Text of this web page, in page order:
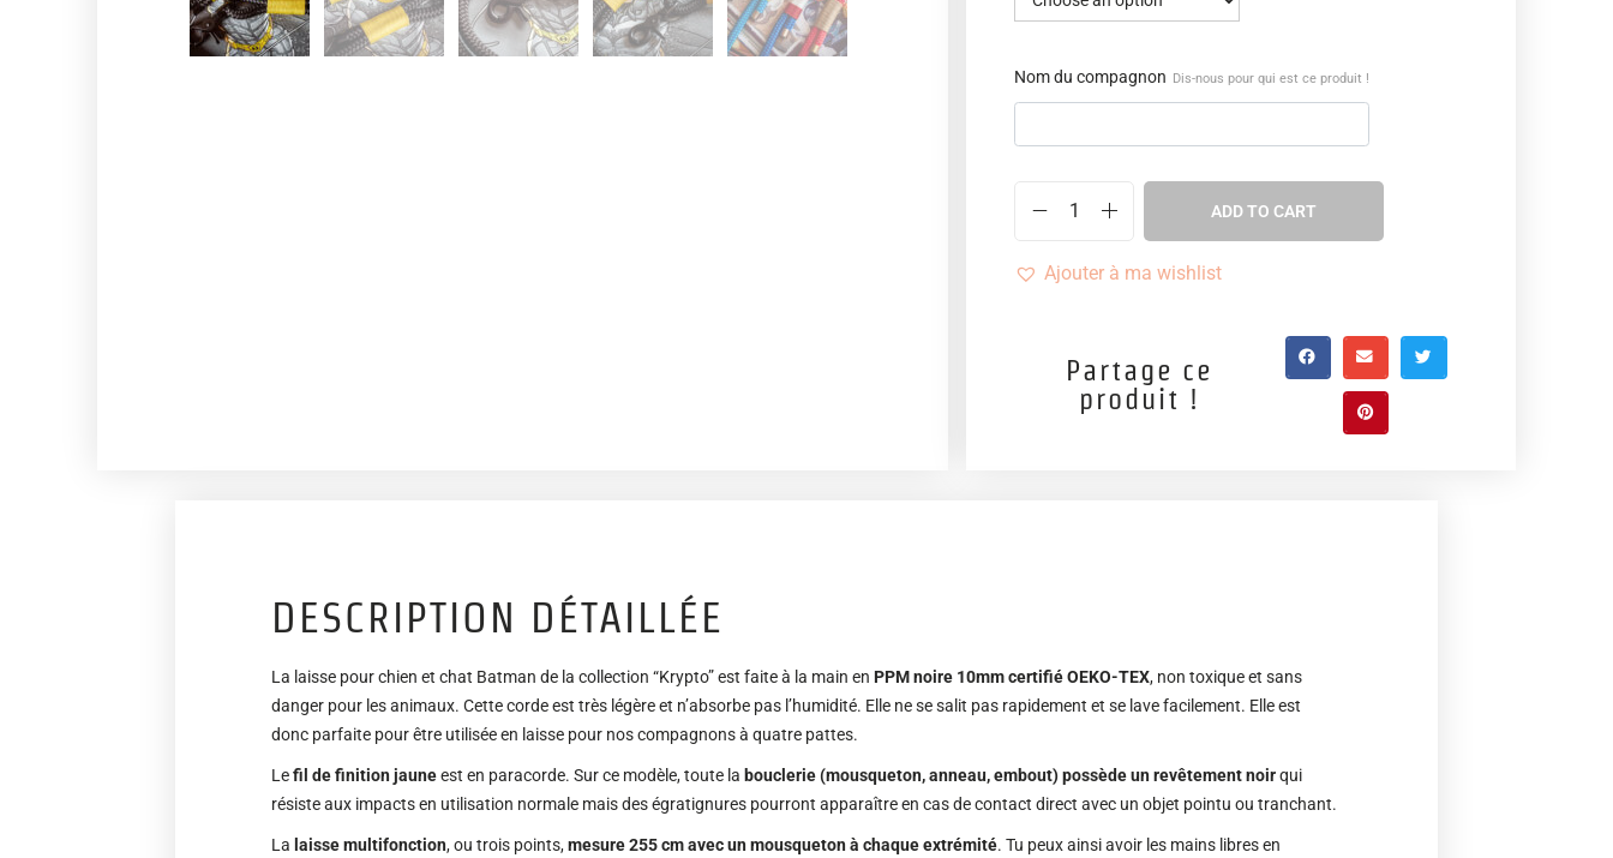
Nom du compagnon Dis-nous pour qui est ce produit !
ADD TO CART
Ajouter à ma wishlist
Partage ce
produit !
DESCRIPTION DÉTAILLÉE
La laisse pour chien et chat Batman de la collection “Krypto” est faite à la main enPPM noire 10mm certifié OEKO-TEX, non toxique et sans
danger pour les animaux. Cette corde est très légère et n’absorbe pas l’humidité. Elle ne se salit pas rapidement et se lave facilement. Elle est
donc parfaite pour être utilisée en laisse pour nos compagnons à quatre pattes.
Lefil de finition jauneest en paracorde. Sur ce modèle, toute la bouclerie (mousqueton, anneau, embout) possède un revêtement noirqui
résiste aux impacts en utilisation normale mais des égratignures pourront apparaître en cas de contact direct avec un objet pointu ou tranchant.
La laisse multifonction, ou trois points,mesure 255 cm avec un mousqueton à chaque extrémité. Tu peux ainsi avoir les mains libres en